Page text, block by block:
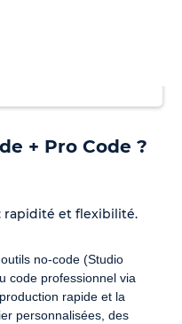
+ Pro Code ?
rapidité et flexibilité.
no-code (Studio
code professionnel via
rapide et la
personnalisées, des